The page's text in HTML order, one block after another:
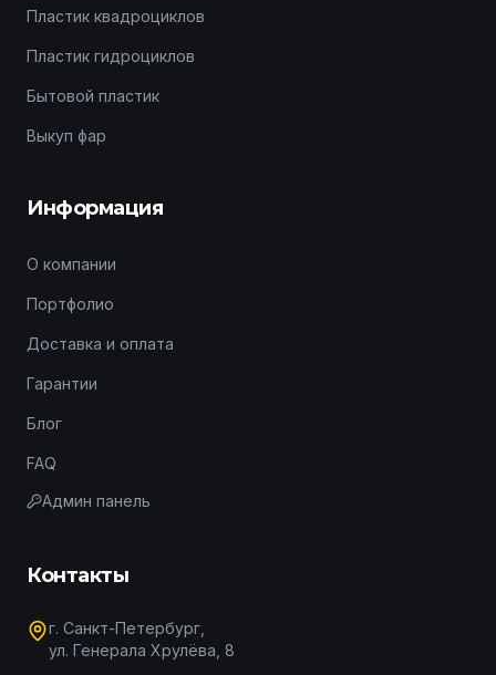
Пластик квадроциклов
Пластик гидроциклов
Бытовой пластик
Выкуп фар
Информация
О компании
Портфолио
Доставка и оплата
Гарантии
Блог
FAQ
Админ панель
Контакты
г. Санкт-Петербург,
ул. Генерала Хрулёва, 8